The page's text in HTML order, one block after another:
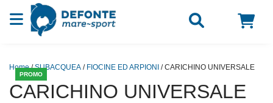
Vai al contenuto
PROMO
Home/SUBACQUEA / FIOCINE ED ARPIONI / CARICHINO UNIVERSALE
CARICHINO UNIVERSALE